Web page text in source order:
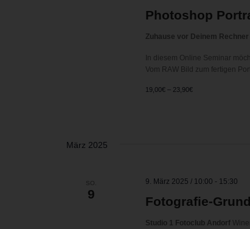
Photoshop
Zuhause vor Deinem Rechner
In diesem Online Seminar
Vom RAW Bild zum fertigen
19,00€ – 23,90€
März 2025
SO.
9
Fotografie-
9. März 2025 / 10:00 - 15:30
Studio 1 Fotoclub Andorf